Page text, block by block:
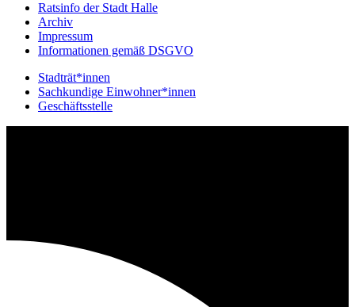
Ratsinfo der Stadt Halle
Archiv
Impressum
Informationen gemäß DSGVO
Stadträt*innen
Sachkundige Einwohner*innen
Geschäftsstelle